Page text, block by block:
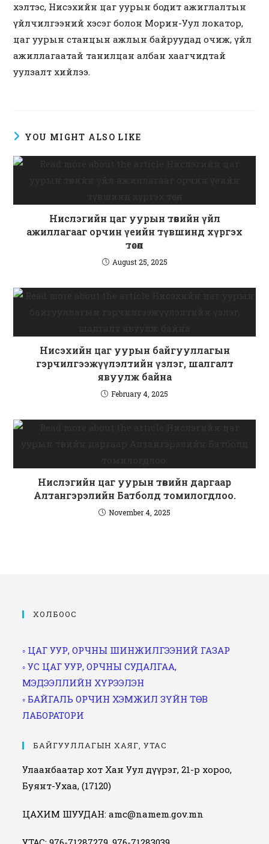
хэлтэс, Нисэхийн цаг уурын бодит ажиглалтын
үйлчилгээний хэсэг болон Морин-Уул локатор,
цаг уурын станцын ажлын байруудад очиж, үйл
ажиллагаатай танилцан албан хаагчидтай
уулзалт хийлээ.
YOU MIGHT ALSO LIKE
Нислэгийн цаг уурын төвийн үйл
ажиллагааг орчин үеийн түвшинд хүргэх
төсөл
August 25, 2025
Нисэхийн цаг уурын байгууллагын
гэрчилгээжүүлэлтийн үзлэг, шалгалт
явуулж байна
February 4, 2025
Нислэгийн цаг уурын төвийн даргаар
Алтангэрэлийн Батболд томилогдлоо.
November 4, 2025
ХОЛБООС
◦ ЦАГ УУР, ОРЧНЫ ШИНЖИЛГЭЭНИЙ ГАЗАР
◦ УС ЦАГ УУР, ОРЧНЫ СУДАЛГАА,
МЭДЭЭЛЛИЙН ХҮРЭЭЛЭН
◦ БАЙГАЛЬ ОРЧИН ХЭМЖИЛ ЗҮЙН ТӨВ
ЛАБОРАТОРИ
БАЙГУУЛЛАГЫН ХАЯГ, УТАС
Улаанбаатар хот Хан Уул дүүрэг, 21-р хороо,
Буянт-Ухаа, (17120)
ЦАХИМ ШУУДАН: amc@namem.gov.mn